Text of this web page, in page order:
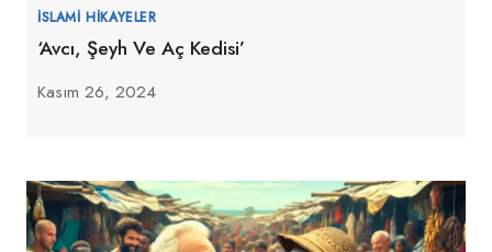
İSLAMI HIKAYELER
‘Avcı, Şeyh Ve Aç Kedisi’
Kasım 26, 2024